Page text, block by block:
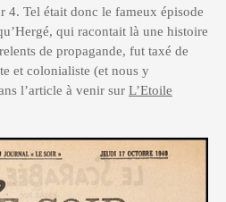
4. Tel était donc le fameux épisode
qui racontait là une histoire
de propagande, fut taxé de
et colonialiste (et nous y
l’article à venir sur L’Etoile